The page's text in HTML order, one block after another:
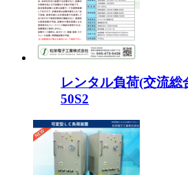
レンタル負荷(交流
50S2